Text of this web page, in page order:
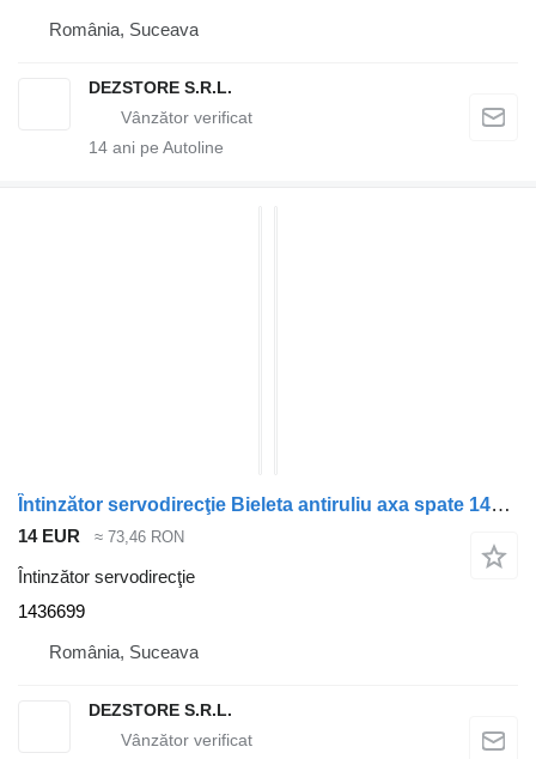
România, Suceava
DEZSTORE S.R.L.
14 ani pe Autoline
Întinzător servodirecţie Bieleta antiruliu axa spate 1436699 pentru cap tractor DAF XF105
14 EUR ≈ 73,46 RON
Întinzător servodirecţie
1436699
România, Suceava
DEZSTORE S.R.L.